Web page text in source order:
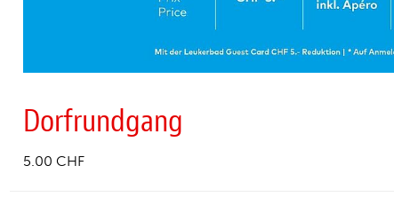
Dorfrundgang
5.00 CHF